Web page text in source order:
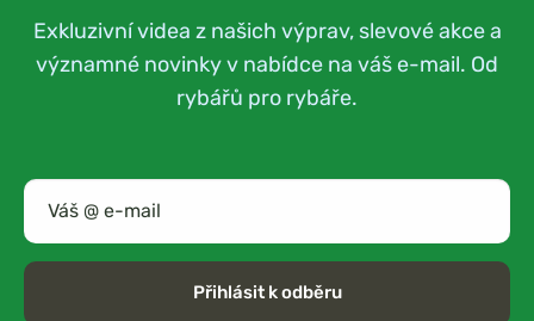
Exkluzivní videa z našich výprav, slevové akce a
významné novinky v nabídce na váš e-mail. Od
rybářů pro rybáře.
Přihlásit k odběru